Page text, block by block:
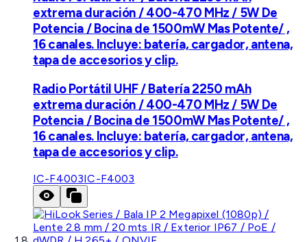
extrema duración / 400-470 MHz / 5W De
Potencia / Bocina de 1500mW Mas Potente/ ,
16 canales. Incluye: batería, cargador, antena,
tapa de accesorios y clip.
Radio Portátil UHF / Batería 2250 mAh
extrema duración / 400-470 MHz / 5W De
Potencia / Bocina de 1500mW Mas Potente/ ,
16 canales. Incluye: batería, cargador, antena,
tapa de accesorios y clip.
IC-F4003IC-F4003